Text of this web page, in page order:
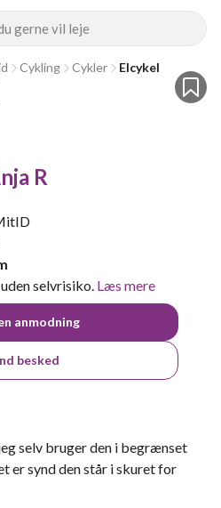
gerne vil leje
Cykling Cykler Elcykel
R
selvrisiko. Læs mere
anmodning
besked
selv bruger den i begrænset
er synd den står i skuret for